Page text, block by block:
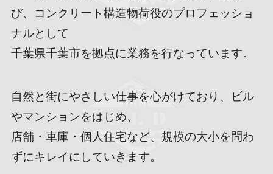
び、コンクリート構造物荷役のプロフェッショ
ナルとして
千葉県千葉市を拠点に業務を行なっています。
自然と街にやさしい仕事を心がけており、ビル
やマンションをはじめ、
店舗・車庫・個人住宅など、規模の大小を問わ
ずにキレイにしていきます。